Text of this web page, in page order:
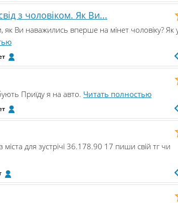
з чоловіком. Як Ви...
Ви наважились вперше на мінет чоловіку? Як
Приїду я на авто. Читать полностью
для зустрічі 36.178.90 17 пиши свій тг чи